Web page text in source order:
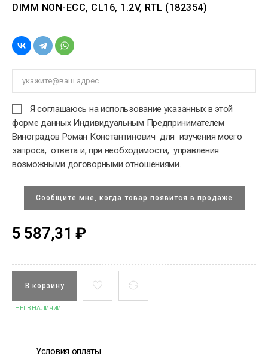
DIMM NON-ECC, CL16, 1.2V, RTL (182354)
Я соглашаюсь на использование указанных в этой
форме данных Индивидуальным Предпринимателем
Виноградов Роман Константинович для изучения моего
запроса, ответа и, при необходимости, управления
возможными договорными отношениями.
Сообщите мне, когда товар появится в продаже
5 587,31 ₽
В корзину
НЕТ В НАЛИЧИИ
Условия оплаты